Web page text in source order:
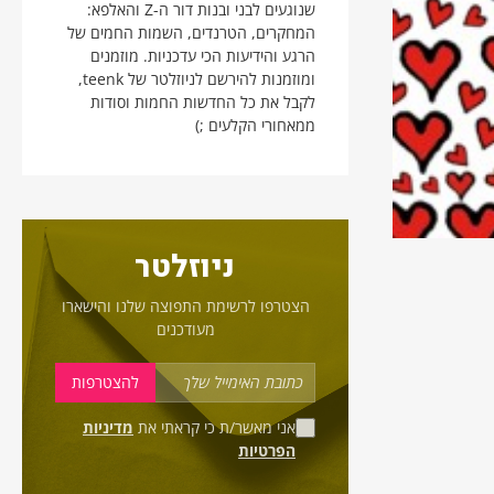
שנוגעים לבני ובנות דור ה-Z והאלפא:
המחקרים, הטרנדים, השמות החמים של
הרגע והידיעות הכי עדכניות. מוזמנים
ומוזמנות להירשם לניוזלטר של teenk,
לקבל את כל החדשות החמות וסודות
ממאחורי הקלעים ;)
ניוזלטר
הצטרפו לרשימת התפוצה שלנו והישארו
מעודכנים
אני מאשר/ת כי קראתי את מדיניות
הפרטיות